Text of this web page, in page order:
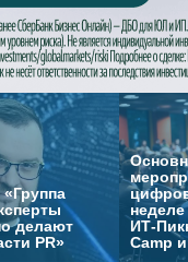
делают
PR»
неделе
ИТ-
Camp